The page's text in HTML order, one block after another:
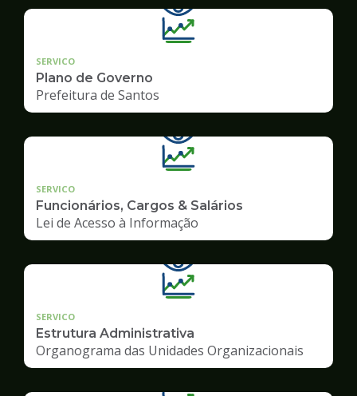
SERVICO
Plano de Governo
Prefeitura de Santos
SERVICO
Funcionários, Cargos & Salários
Lei de Acesso à Informação
SERVICO
Estrutura Administrativa
Organograma das Unidades Organizacionais